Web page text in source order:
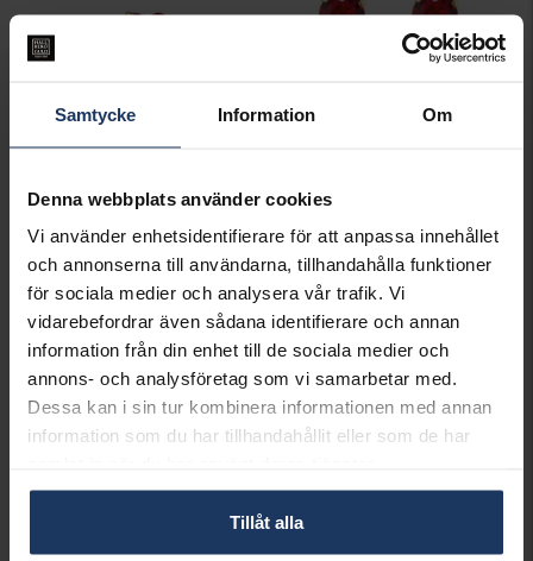
Samtycke Information Om
Denna webbplats använder cookies
Vi använder enhetsidentifierare för att anpassa innehållet
och annonserna till användarna, tillhandahålla funktioner
för sociala medier och analysera vår trafik. Vi
vidarebefordrar även sådana identifierare och annan
information från din enhet till de sociala medier och
annons- och analysföretag som vi samarbetar med.
Dessa kan i sin tur kombinera informationen med annan
information som du har tillhandahållit eller som de har
Tillåt alla
CAROLINE SVEDBOM
595:-
CAROLINE SVEDBOM
495:-